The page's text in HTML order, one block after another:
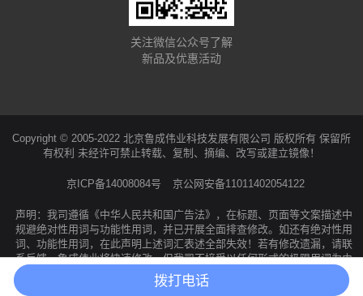
产品分类 回到顶部
关注微信公众号了解
新品及优惠活动
Copyright © 2005-2022 北京鲁成伟业科技发展有限公司 版权所有 保留所
有权利 未经许可禁止转载、复制、摘编、改写或建立镜像！
京ICP备14008084号 京公网安备11011402054122
声明：我司遵循《中华人民共和国广告法》，在标题、页面等文案描述中
规避绝对性用词与功能性用词，并已开展全面排查修改。如还有绝对性用
词、功能性用词，在此声明上述词汇表述全部失效！若有修改遗漏，请联
系反馈，鲁成伟业将快速修改。但我司不接受以任何形式的极限用词为由
提出的索赔、投诉等要求！所有访问本公司网页的人员均视为同意并接受
本声明。特此声明！
拨打电话